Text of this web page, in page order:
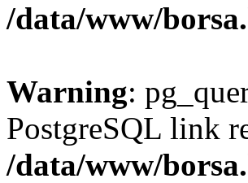
/data/www/
Warning:
PostgreSQL link
/data/www/